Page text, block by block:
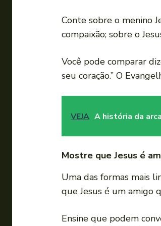
Conte sobre o menino
compaixão; sobre o
Você pode comparar
seu coração.” O
VEJA A história da
Mostre que Jesus é
Uma das formas mais
que Jesus é um amigo
Ensine que podem